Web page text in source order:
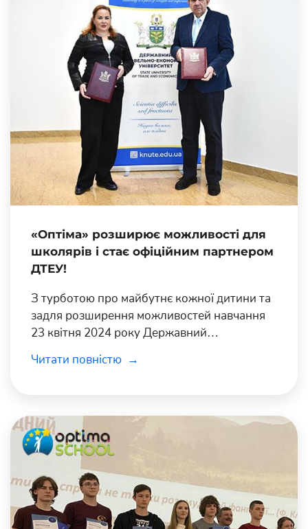
«Оптіма» розширює можливості для
школярів і стає офіційним партнером
ДТЕУ!
З турботою про майбутнє кожної дитини та
задля розширення можливостей навчання
23 квітня 2024 року Державний
перша дистанційна школа в Україні
Читати повністю